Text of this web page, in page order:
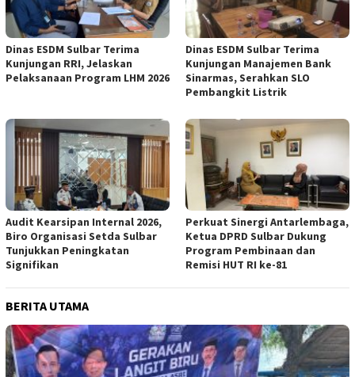
Dinas ESDM Sulbar Terima
Kunjungan RRI, Jelaskan
Pelaksanaan Program LHM 2026
Dinas ESDM Sulbar Terima
Kunjungan Manajemen Bank
Sinarmas, Serahkan SLO
Pembangkit Listrik
Audit Kearsipan Internal 2026,
Biro Organisasi Setda Sulbar
Tunjukkan Peningkatan
Signifikan
Perkuat Sinergi Antarlembaga,
Ketua DPRD Sulbar Dukung
Program Pembinaan dan
Remisi HUT RI ke-81
BERITA UTAMA